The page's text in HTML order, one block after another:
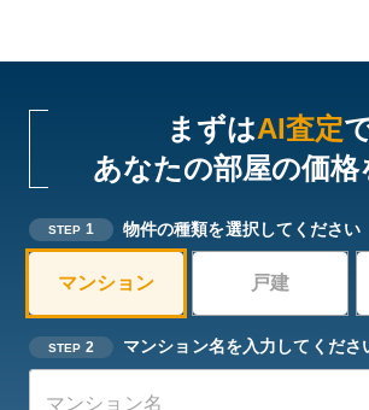
まずはAI査定
あなたの部屋の価格
STEP 1 物件の種類を選択してください
マンション 戸建
STEP 2 マンション名を入力してくださ